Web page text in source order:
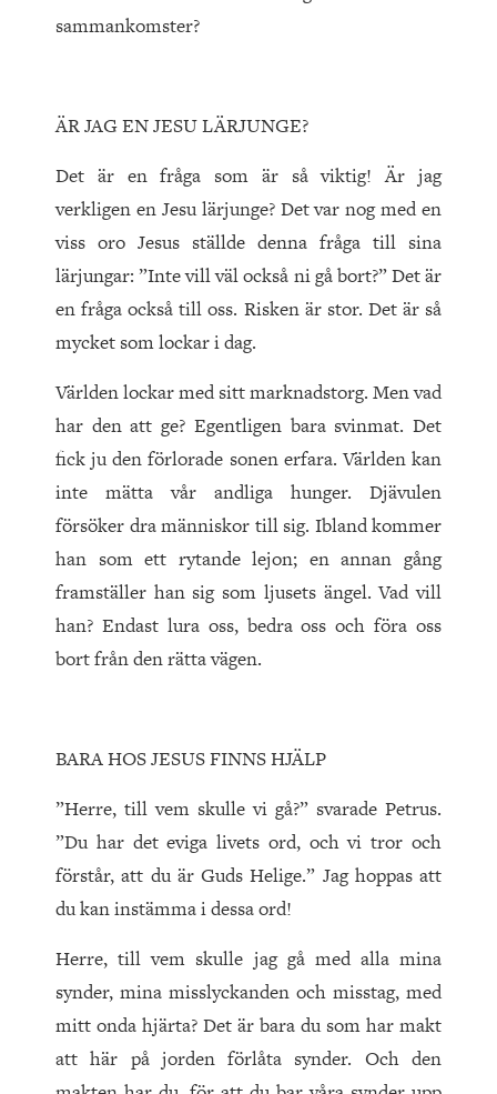
sammankomster?
ÄR JAG EN JESU LÄRJUNGE?
Det är en fråga som är så viktig! Är jag
verkligen en Jesu lärjunge? Det var nog med en
viss oro Jesus ställde denna fråga till sina
lärjungar: ”Inte vill väl också ni gå bort?” Det är
en fråga också till oss. Risken är stor. Det är så
mycket som lockar i dag.
Världen lockar med sitt marknadstorg. Men vad
har den att ge? Egentligen bara svinmat. Det
fick ju den förlorade sonen erfara. Världen kan
inte mätta vår andliga hunger. Djävulen
försöker dra människor till sig. Ibland kommer
han som ett rytande lejon; en annan gång
framställer han sig som ljusets ängel. Vad vill
han? Endast lura oss, bedra oss och föra oss
bort från den rätta vägen.
BARA HOS JESUS FINNS HJÄLP
”Herre, till vem skulle vi gå?” svarade Petrus.
”Du har det eviga livets ord, och vi tror och
förstår, att du är Guds Helige.” Jag hoppas att
du kan instämma i dessa ord!
Herre, till vem skulle jag gå med alla mina
synder, mina misslyckanden och misstag, med
mitt onda hjärta? Det är bara du som har makt
att här på jorden förlåta synder. Och den